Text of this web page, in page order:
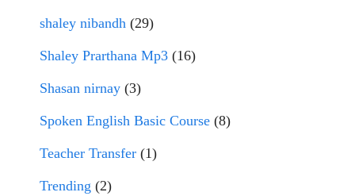
shaley nibandh (29)
Shaley Prarthana Mp3 (16)
Shasan nirnay (3)
Spoken English Basic Course (8)
Teacher Transfer (1)
Trending (2)